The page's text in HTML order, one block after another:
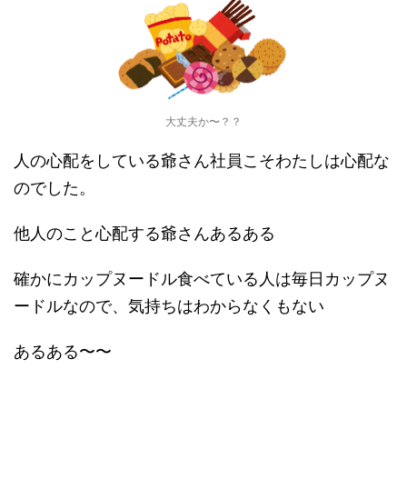
大丈夫か〜？？
人の心配をしている爺さん社員こそわたしは心配な
のでした。
他人のこと心配する爺さんあるある
確かにカップヌードル食べている人は毎日カップヌ
ードルなので、気持ちはわからなくもない
あるある〜〜